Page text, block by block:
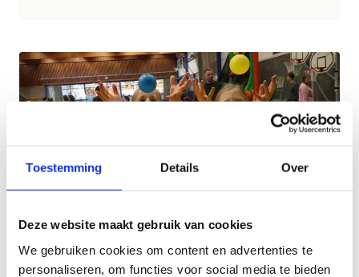
Toestemming Details Over
Deze website maakt gebruik van cookies
We gebruiken cookies om content en advertenties te
personaliseren, om functies voor social media te bieden
We zien je graag terug in 2026